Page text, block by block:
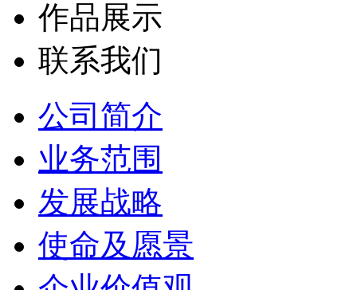
作品展示
联系我们
公司简介
业务范围
发展战略
使命及愿景